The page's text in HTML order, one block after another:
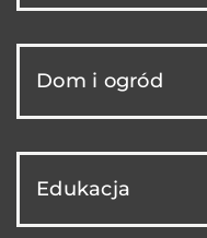
Dom i ogród
Edukacja